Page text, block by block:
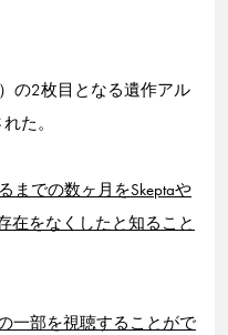
の2枚目となる遺作アル
た。
までの数ヶ月をSkeptaや
在をなくしたと知ること
一部を視聴することがで